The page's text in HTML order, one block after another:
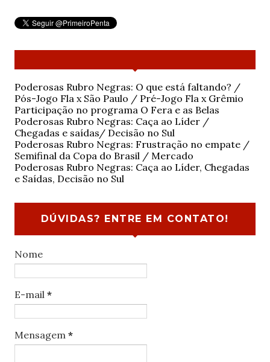
Poderosas Rubro Negras: O que está faltando? /
Pós-Jogo Fla x São Paulo / Pré-Jogo Fla x Grêmio
Participação no programa O Fera e as Belas
Poderosas Rubro Negras: Caça ao Líder /
Chegadas e saídas/ Decisão no Sul
Poderosas Rubro Negras: Frustração no empate /
Semifinal da Copa do Brasil / Mercado
Poderosas Rubro Negras: Caça ao Líder, Chegadas
e Saídas, Decisão no Sul
DÚVIDAS? ENTRE EM CONTATO!
Nome
E-mail *
Mensagem *